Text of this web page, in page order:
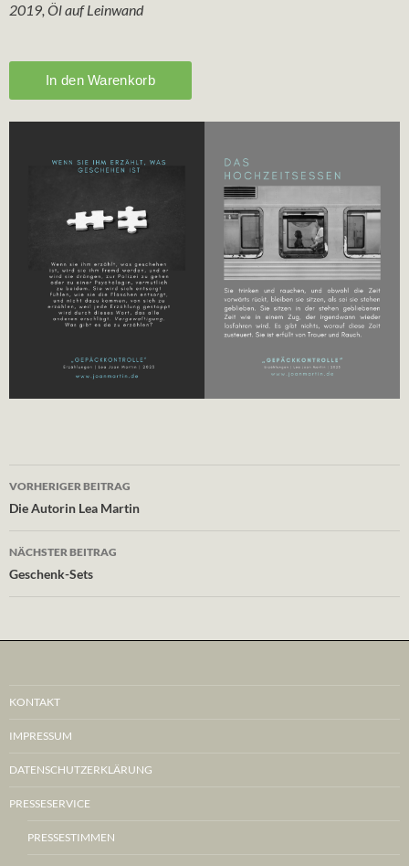
2019, Öl auf Leinwand
Beitragsnavigation
VORHERIGER BEITRAG
Die Autorin Lea Martin
NÄCHSTER BEITRAG
Geschenk-Sets
KONTAKT
IMPRESSUM
DATENSCHUTZERKLÄRUNG
PRESSESERVICE
PRESSESTIMMEN